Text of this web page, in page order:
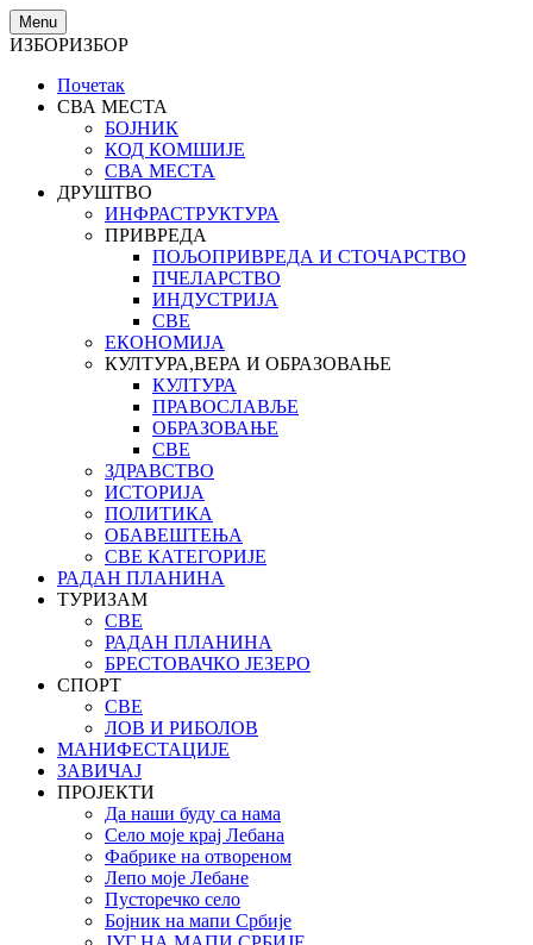
Menu
ИЗБОРИЗБОР
Почетак
СВА МЕСТА
БОЈНИК
КОД КОМШИЈЕ
СВА МЕСТА
ДРУШТВО
ИНФРАСТРУКТУРА
ПРИВРЕДА
ПОЉОПРИВРЕДА И СТОЧАРСТВО
ПЧЕЛАРСТВО
ИНДУСТРИЈА
СВЕ
ЕКОНОМИЈА
КУЛТУРА,ВЕРА И ОБРАЗОВАЊЕ
КУЛТУРА
ПРАВОСЛАВЉЕ
ОБРАЗОВАЊЕ
СВЕ
ЗДРАВСТВО
ИСТОРИЈА
ПОЛИТИКА
ОБАВЕШТЕЊА
СВЕ КАТЕГОРИЈЕ
РАДАН ПЛАНИНА
ТУРИЗАМ
СВЕ
РАДАН ПЛАНИНА
БРЕСТОВАЧКО ЈЕЗЕРО
СПОРТ
СВЕ
ЛОВ И РИБОЛОВ
МАНИФЕСТАЦИЈЕ
ЗАВИЧАЈ
ПРОЈЕКТИ
Да наши буду са нама
Село моје крај Лебана
Фабрике на отвореном
Лепо моје Лебане
Пусторечко село
Бојник на мапи Србије